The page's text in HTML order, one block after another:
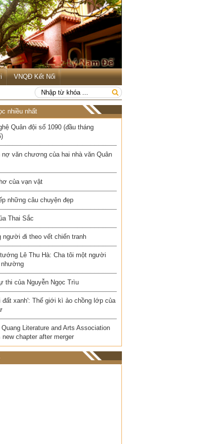
VNQĐ Kết Nối
nhiều nhất
Quân đội số 1090 (đầu tháng
nợ văn chương của hai nhà văn Quân
của vạn vật
những câu chuyện đẹp
Thai Sắc
người đi theo vết chiến tranh
Lê Thu Hà: Cha tôi một người
nhường
thi của Nguyễn Ngọc Trìu
đất xanh': Thế giới kì ảo chồng lớp của
Literature and Arts Association
new chapter after merger